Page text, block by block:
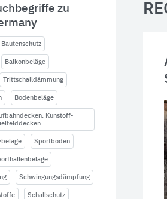
zu
Bautenschutz
Balkonbeläge
Trittschalldämmung
Bodenbeläge
Kunstoff-
Sportböden
Schwingungsdämpfung
Schallschutz